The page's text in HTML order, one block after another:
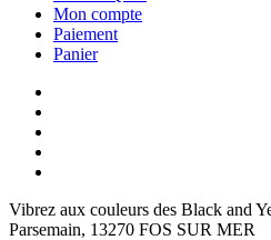
Mon compte
Paiement
Panier
Vibrez aux couleurs des Black and
Parsemain, 13270 FOS SUR MER